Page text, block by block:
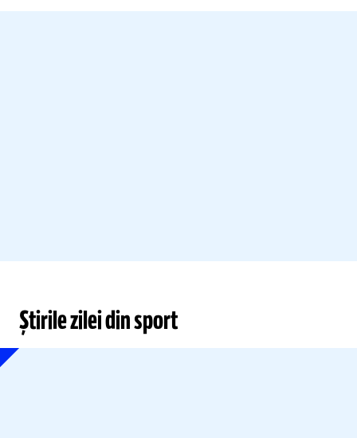
Știrile zilei din sport